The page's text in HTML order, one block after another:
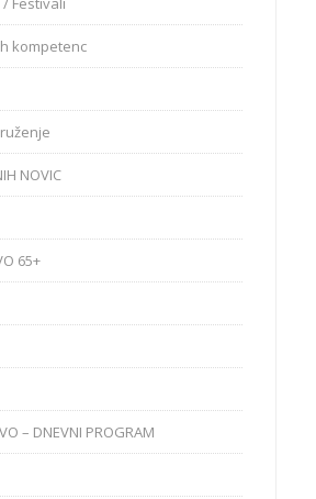
kompetenc
NOVIC
65+
– DNEVNI PROGRAM